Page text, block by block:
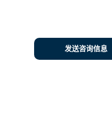
发送咨询信息